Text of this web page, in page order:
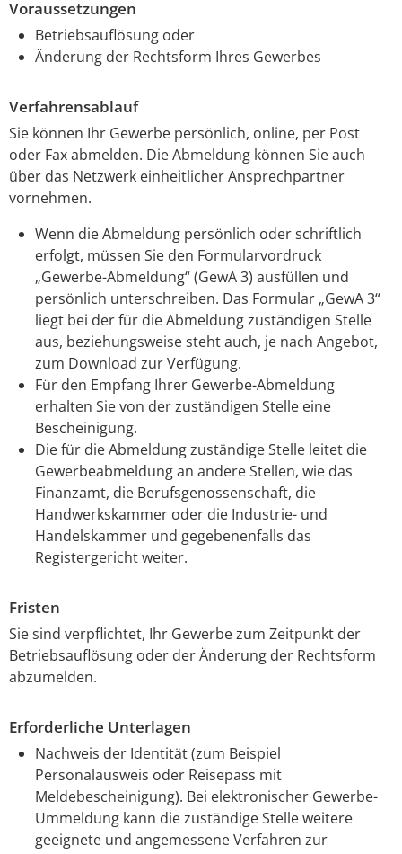
Voraussetzungen
Betriebsauflösung oder
Änderung der Rechtsform Ihres Gewerbes
Verfahrensablauf
Sie können Ihr Gewerbe persönlich, online, per Post
oder Fax abmelden. Die Abmeldung können Sie auch
über das Netzwerk einheitlicher Ansprechpartner
vornehmen.
Wenn die Abmeldung persönlich oder schriftlich
erfolgt, müssen Sie den Formularvordruck
„Gewerbe-Abmeldung“ (GewA 3) ausfüllen und
persönlich unterschreiben. Das Formular „GewA 3“
liegt bei der für die Abmeldung zuständigen Stelle
aus, beziehungsweise steht auch, je nach Angebot,
zum Download zur Verfügung.
Für den Empfang Ihrer Gewerbe-Abmeldung
erhalten Sie von der zuständigen Stelle eine
Bescheinigung.
Die für die Abmeldung zuständige Stelle leitet die
Gewerbeabmeldung an andere Stellen, wie das
Finanzamt, die Berufsgenossenschaft, die
Handwerkskammer oder die Industrie- und
Handelskammer und gegebenenfalls das
Registergericht weiter.
Fristen
Sie sind verpflichtet, Ihr Gewerbe zum Zeitpunkt der
Betriebsauflösung oder der Änderung der Rechtsform
abzumelden.
Erforderliche Unterlagen
Nachweis der Identität (zum Beispiel
Personalausweis oder Reisepass mit
Meldebescheinigung). Bei elektronischer Gewerbe-
Ummeldung kann die zuständige Stelle weitere
geeignete und angemessene Verfahren zur